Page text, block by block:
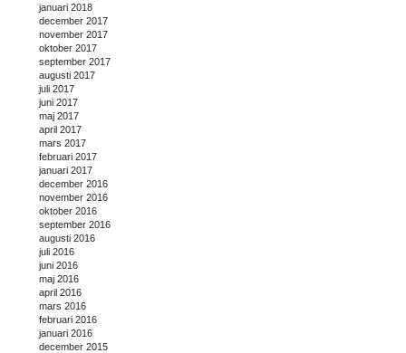
januari 2018
december 2017
november 2017
oktober 2017
september 2017
augusti 2017
juli 2017
juni 2017
maj 2017
april 2017
mars 2017
februari 2017
januari 2017
december 2016
november 2016
oktober 2016
september 2016
augusti 2016
juli 2016
juni 2016
maj 2016
april 2016
mars 2016
februari 2016
januari 2016
december 2015